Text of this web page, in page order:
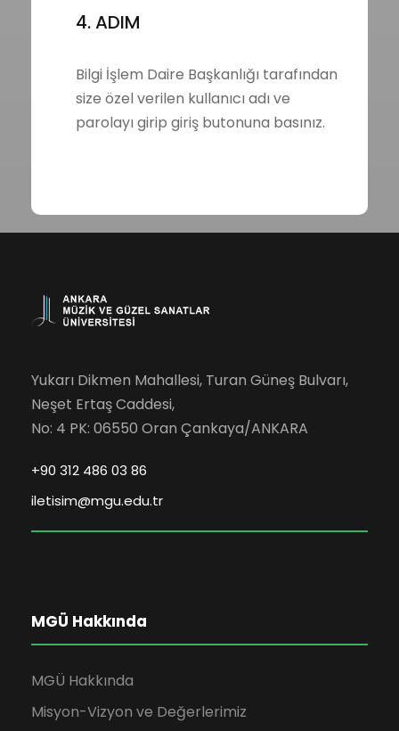
4. ADIM
Bilgi İşlem Daire Başkanlığı tarafından
size özel verilen kullanıcı adı ve
parolayı girip giriş butonuna basınız.
Yukarı Dikmen Mahallesi, Turan Güneş Bulvarı,
Neşet Ertaş Caddesi,
No: 4 PK: 06550 Oran Çankaya/ANKARA
+90 312 486 03 86
iletisim@mgu.edu.tr
MGÜ Hakkında
MGÜ Hakkında
Misyon-Vizyon ve Değerlerimiz